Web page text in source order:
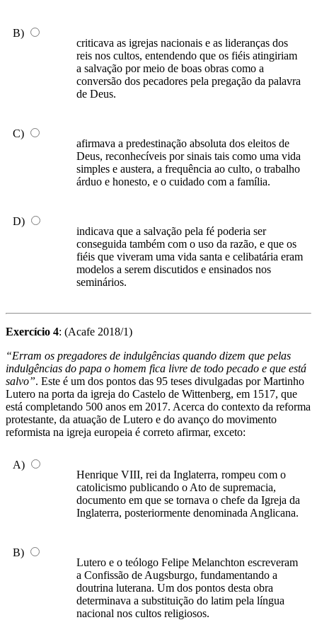
B)
criticava as igrejas nacionais e as lideranças dos
reis nos cultos, entendendo que os fiéis atingiriam
a salvação por meio de boas obras como a
conversão dos pecadores pela pregação da palavra
de Deus.
C)
afirmava a predestinação absoluta dos eleitos de
Deus, reconhecíveis por sinais tais como uma vida
simples e austera, a frequência ao culto, o trabalho
árduo e honesto, e o cuidado com a família.
D)
indicava que a salvação pela fé poderia ser
conseguida também com o uso da razão, e que os
fiéis que viveram uma vida santa e celibatária eram
modelos a serem discutidos e ensinados nos
seminários.
Exercício 4: (Acafe 2018/1)
“Erram os pregadores de indulgências quando dizem que pelas
indulgências do papa o homem fica livre de todo pecado e que está
salvo”. Este é um dos pontos das 95 teses divulgadas por Martinho
Lutero na porta da igreja do Castelo de Wittenberg, em 1517, que
está completando 500 anos em 2017. Acerca do contexto da reforma
protestante, da atuação de Lutero e do avanço do movimento
reformista na igreja europeia é correto afirmar, exceto:
A)
Henrique VIII, rei da Inglaterra, rompeu com o
catolicismo publicando o Ato de supremacia,
documento em que se tornava o chefe da Igreja da
Inglaterra, posteriormente denominada Anglicana.
B)
Lutero e o teólogo Felipe Melanchton escreveram
a Confissão de Augsburgo, fundamentando a
doutrina luterana. Um dos pontos desta obra
determinava a substituição do latim pela língua
nacional nos cultos religiosos.